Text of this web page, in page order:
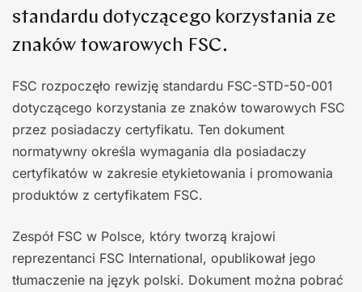
standardu dotyczącego korzystania ze
znaków towarowych FSC.
FSC rozpoczęło rewizję standardu FSC-STD-50-001
dotyczącego korzystania ze znaków towarowych FSC
przez posiadaczy certyfikatu. Ten dokument
normatywny określa wymagania dla posiadaczy
certyfikatów w zakresie etykietowania i promowania
produktów z certyfikatem FSC.
Zespół FSC w Polsce, który tworzą krajowi
reprezentanci FSC International, opublikował jego
tłumaczenie na język polski. Dokument można pobrać